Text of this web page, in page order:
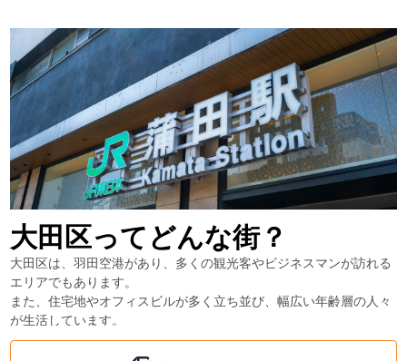
大田区ってどんな街？
大田区は、羽田空港があり、多くの観光客やビジネスマンが訪れる
エリアでもあります。
また、住宅地やオフィスビルが多く立ち並び、幅広い年齢層の人々
が生活しています。
このような背景から、大田区では、地元の食材を活用した創作料理